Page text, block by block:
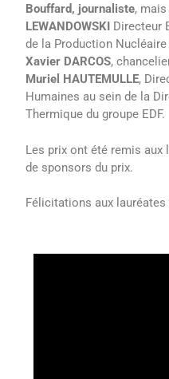
Bouffard, journaliste,
LEWANDOWSKI Directeur
de la Production Nucléaire
Xavier DARCOS,
Muriel HAUTEMULLE,
Humaines au sein de la
Thermique du groupe EDF.
Les prix ont été remis aux
de sponsors du prix.
Félicitations aux